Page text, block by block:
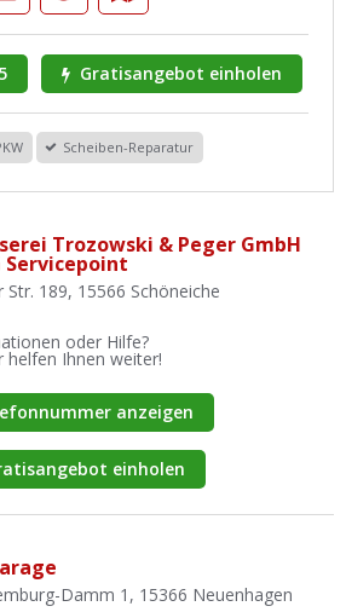
Gratisangebot einholen
Scheiben-Reparatur
Trozowski & Peger GmbH
Servicepoint
Str. 189, 15566 Schöneiche
oder Hilfe?
helfen Ihnen weiter!
anzeigen
einholen
Damm 1, 15366 Neuenhagen